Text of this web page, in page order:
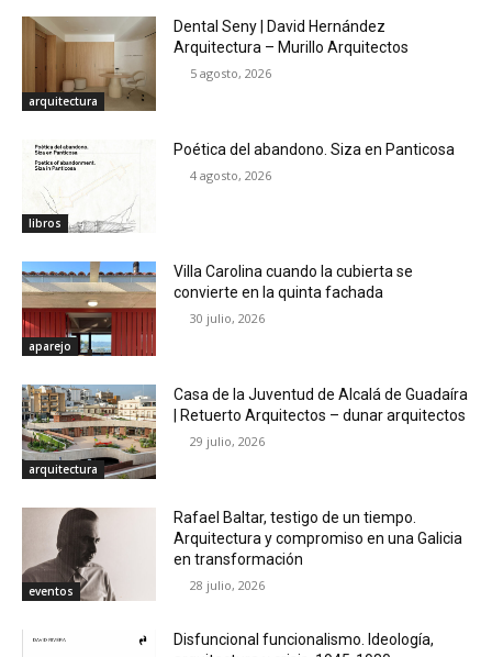
arquitectura
Dental Seny | David Hernández
Arquitectura – Murillo Arquitectos
5 agosto, 2026
libros
Poética del abandono. Siza en Panticosa
4 agosto, 2026
aparejo
Villa Carolina cuando la cubierta se
convierte en la quinta fachada
30 julio, 2026
arquitectura
Casa de la Juventud de Alcalá de Guadaíra
| Retuerto Arquitectos – dunar arquitectos
29 julio, 2026
eventos
Rafael Baltar, testigo de un tiempo.
Arquitectura y compromiso en una Galicia
en transformación
28 julio, 2026
Disfuncional funcionalismo. Ideología,